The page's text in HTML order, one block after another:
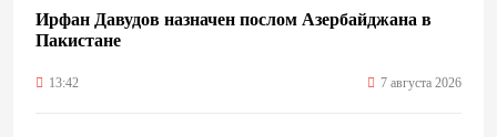
Ирфан Давудов назначен послом Азербайджана в
Пакистане
13:42 7 августа 2026